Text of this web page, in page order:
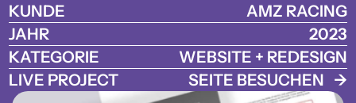
KUNDE
AMZ RACING
JAHR
2023
KATEGORIE
WEBSITE + REDESIGN
LIVE PROJECT
SEITE BESUCHEN   ->